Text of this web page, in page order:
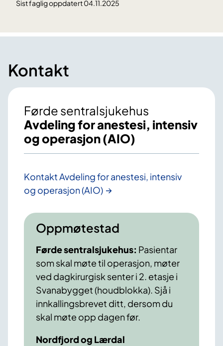
Sist faglig oppdatert 04.11.2025
Kontakt
Førde sentralsjukehus
Avdeling for anestesi, intensiv
og operasjon (AIO)
Kontakt Avdeling for anestesi, intensiv
og operasjon (AIO)
Oppmøtestad
Førde sentralsjukehus: Pasientar
som skal møte til operasjon, møter
ved dagkirurgisk senter i 2. etasje i
Svanabygget (houdblokka). Sjå i
innkallingsbrevet ditt, dersom du
skal møte opp dagen før.
Nordfjord og Lærdal